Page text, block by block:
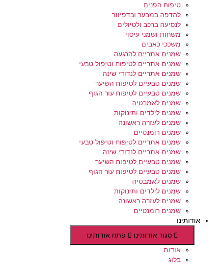
טיפוח הפנים
להדפה במבער ובדפיוזר
לנסיעה ברכב ולטיולים
משחות ושמני עיסוי
משככי כאבים
שמנים אתריים להרגעה
שמנים אתריים לטיפוח וטיפול טבעי
שמנים אתריים לנדודי שינה
שמנים טבעיים לטיפוח השיער
שמנים טבעיים לטיפוח עור הגוף
שמנים לאמבטיה
שמנים לילדים ותינוקות
שמנים לעזרה ראשונה
שמנים רומנטיים
שמנים אתריים לטיפוח וטיפול טבעי
שמנים אתריים לנדודי שינה
שמנים טבעיים לטיפוח השיער
שמנים טבעיים לטיפוח עור הגוף
שמנים לאמבטיה
שמנים לילדים ותינוקות
שמנים לעזרה ראשונה
שמנים רומנטיים
אודותינו
סגור אודותינו
פתח אודותינו
אודות
בלוג